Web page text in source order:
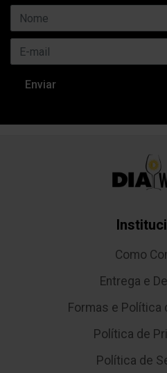
Como
Entrega e
Formas e Política
Política de
Política de